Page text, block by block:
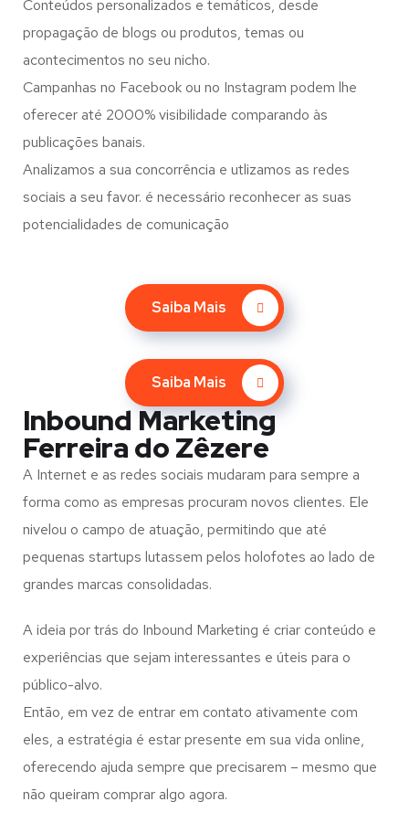
Conteúdos personalizados e temáticos, desde
propagação de blogs ou produtos, temas ou
acontecimentos no seu nicho.
Campanhas no Facebook ou no Instagram podem lhe
oferecer até 2000% visibilidade comparando às
publicações banais.
Analizamos a sua concorrência e utlizamos as redes
sociais a seu favor. é necessário reconhecer as suas
potencialidades de comunicação
Saiba Mais
Saiba Mais
Inbound Marketing
Ferreira do Zêzere
A Internet e as redes sociais mudaram para sempre a
forma como as empresas procuram novos clientes. Ele
nivelou o campo de atuação, permitindo que até
pequenas startups lutassem pelos holofotes ao lado de
grandes marcas consolidadas.
A ideia por trás do Inbound Marketing é criar conteúdo e
experiências que sejam interessantes e úteis para o
público-alvo.
Então, em vez de entrar em contato ativamente com
eles, a estratégia é estar presente em sua vida online,
oferecendo ajuda sempre que precisarem – mesmo que
não queiram comprar algo agora.